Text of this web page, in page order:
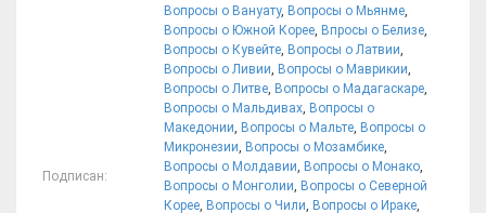
Подписан:
Вопросы о Вануату, Вопросы о Мьянме,
Вопросы о Южной Корее, Впросы о Белизе,
Вопросы о Кувейте, Вопросы о Латвии,
Вопросы о Ливии, Вопросы о Маврикии,
Вопросы о Литве, Вопросы о Мадагаскаре,
Вопросы о Мальдивах, Вопросы о
Македонии, Вопросы о Мальте, Вопросы о
Микронезии, Вопросы о Мозамбике,
Вопросы о Молдавии, Вопросы о Монако,
Вопросы о Монголии, Вопросы о Северной
Корее, Вопросы о Чили, Вопросы о Ираке,